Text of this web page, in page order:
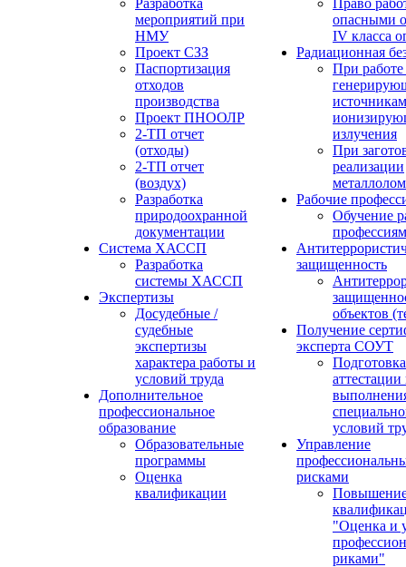
Разработка
мероприятий при
НМУ
Проект СЗЗ
Паспортизация
отходов
производства
Проект ПНООЛР
2-ТП отчет
(отходы)
2-ТП отчет
(воздух)
Разработка
природоохранной
документации
Система ХАССП
Разработка
системы ХАССП
Экспертизы
Досудебные /
судебные
экспертизы
характера работы и
условий труда
Дополнительное
профессиональное
образование
Образовательные
программы
Оценка
квалификации
Право
опасными
IV класса
Радиационная
При работе
излучения
При
реализации
Рабочие
Обучение
профессиям
защищенность
объектов
Получение
эксперта СОУТ
условий
Управление
рисками
"Оценка и
риками"